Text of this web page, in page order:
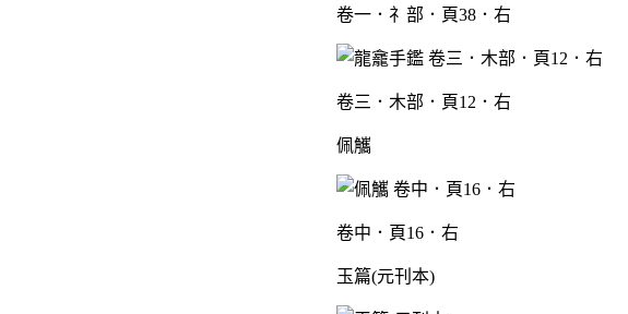
卷一．礻部．頁38．右
卷三．木部．頁12．右
佩觿
卷中．頁16．右
玉篇(元刊本)